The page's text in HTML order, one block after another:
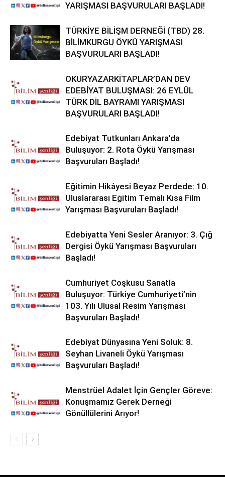
YARIŞMASI BAŞVURULARI BAŞLADI!
TÜRKİYE BİLİŞM DERNEĞİ (TBD) 28.
BİLİMKURGU ÖYKÜ YARIŞMASI
BAŞVURULARI BAŞLADI!
OKURYAZARKİTAPLAR’DAN DEV
EDEBİYAT BULUŞMASI: 26 EYLÜL
TÜRK DİL BAYRAMI YARIŞMASI
BAŞVURULARI BAŞLADI!
Edebiyat Tutkunları Ankara’da
Buluşuyor: 2. Rota Öykü Yarışması
Başvuruları Başladı!
Eğitimin Hikâyesi Beyaz Perdede: 10.
Uluslararası Eğitim Temalı Kısa Film
Yarışması Başvuruları Başladı!
Edebiyatta Yeni Sesler Aranıyor: 3. Çığ
Dergisi Öykü Yarışması Başvuruları
Başladı!
Cumhuriyet Coşkusu Sanatla
Buluşuyor: Türkiye Cumhuriyeti’nin
103. Yılı Ulusal Resim Yarışması
Başvuruları Başladı!
Edebiyat Dünyasına Yeni Soluk: 8.
Seyhan Livaneli Öykü Yarışması
Başvuruları Başladı!
Menstrüel Adalet İçin Gençler Göreve:
Konuşmamız Gerek Derneği
Gönüllülerini Arıyor!